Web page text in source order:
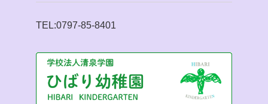
TEL:0797-85-8401